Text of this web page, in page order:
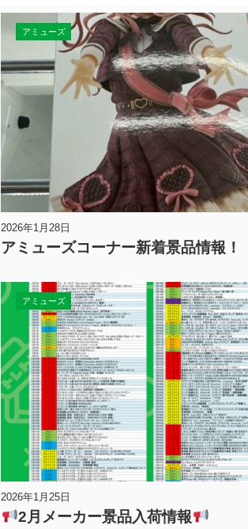
アミューズ
2026年1月28日
アミューズコーナー新着景品情報！
アミューズ
2026年1月25日
2月メーカー景品入荷情報